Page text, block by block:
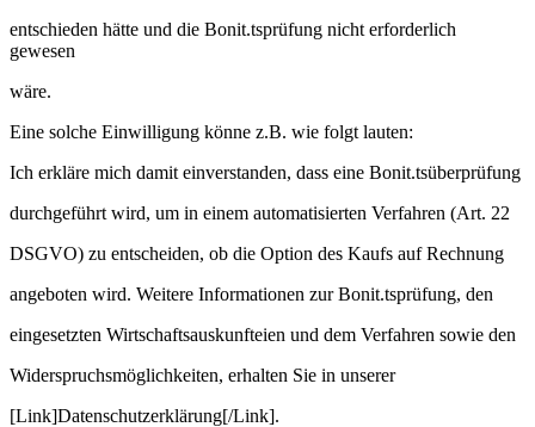
entschieden hätte und die Bonit.tsprüfung nicht erforderlich
gewesen
wäre.
Eine solche Einwilligung könne z.B. wie folgt lauten:
Ich erkläre mich damit einverstanden, dass eine Bonit.tsüberprüfung
durchgeführt wird, um in einem automatisierten Verfahren (Art. 22
DSGVO) zu entscheiden, ob die Option des Kaufs auf Rechnung
angeboten wird. Weitere Informationen zur Bonit.tsprüfung, den
eingesetzten Wirtschaftsauskunfteien und dem Verfahren sowie den
Widerspruchsmöglichkeiten, erhalten Sie in unserer
[Link]Datenschutzerklärung[/Link].